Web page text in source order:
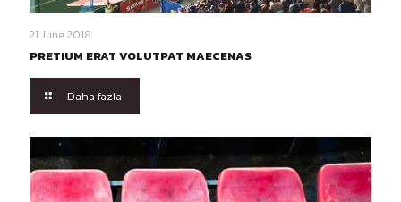
21 June 2018
PRETIUM ERAT VOLUTPAT MAECENAS
Daha fazla